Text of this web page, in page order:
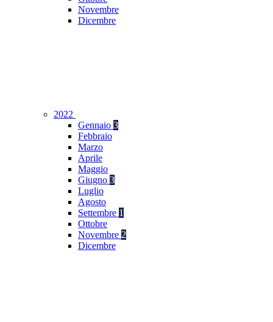
Novembre
Dicembre
2022
Gennaio 3
Febbraio
Marzo
Aprile
Maggio
Giugno 3
Luglio
Agosto
Settembre 1
Ottobre
Novembre 2
Dicembre